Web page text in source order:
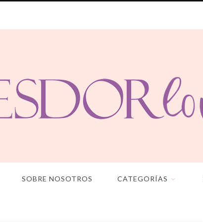
SOBRE NOSOTROS CATEGORÍAS